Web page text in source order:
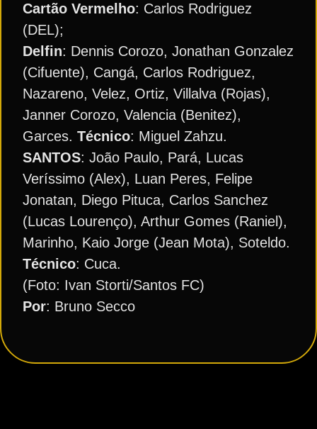
Cartão Vermelho: Carlos Rodriguez
(DEL);
Delfin: Dennis Corozo, Jonathan Gonzalez
(Cifuente), Cangá, Carlos Rodriguez,
Nazareno, Velez, Ortiz, Villalva (Rojas),
Janner Corozo, Valencia (Benitez),
Garces. Técnico: Miguel Zahzu.
SANTOS: João Paulo, Pará, Lucas
Veríssimo (Alex), Luan Peres, Felipe
Jonatan, Diego Pituca, Carlos Sanchez
(Lucas Lourenço), Arthur Gomes (Raniel),
Marinho, Kaio Jorge (Jean Mota), Soteldo.
Técnico: Cuca.
(Foto: Ivan Storti/Santos FC)
Por: Bruno Secco